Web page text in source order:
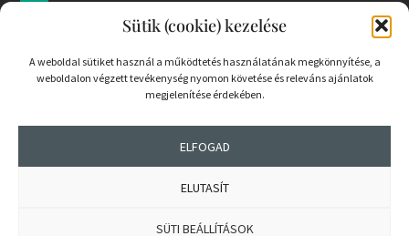
Sütik (cookie) kezelése
A weboldal sütiket használ a működtetés használatának megkönnyítése, a
weboldalon végzett tevékenység nyomon követése és releváns ajánlatok
megjelenítése érdekében.
ELFOGAD
ELUTASÍT
SÜTI BEÁLLÍTÁSOK
PARTNEREK